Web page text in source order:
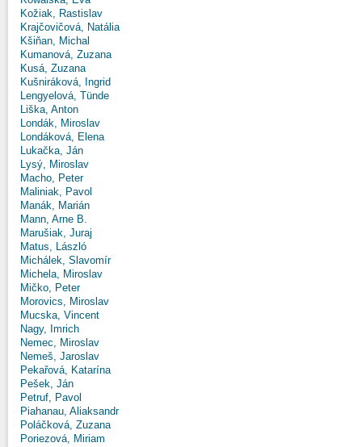
Kožiak, Rastislav
Krajčovičová, Natália
Kšiňan, Michal
Kumanová, Zuzana
Kusá, Zuzana
Kušniráková, Ingrid
Lengyelová, Tünde
Liška, Anton
Londák, Miroslav
Londáková, Elena
Lukačka, Ján
Lysý, Miroslav
Macho, Peter
Maliniak, Pavol
Manák, Marián
Mann, Arne B.
Marušiak, Juraj
Matus, László
Michálek, Slavomír
Michela, Miroslav
Mičko, Peter
Morovics, Miroslav
Mucska, Vincent
Nagy, Imrich
Nemec, Miroslav
Nemeš, Jaroslav
Pekařová, Katarína
Pešek, Ján
Petruf, Pavol
Piahanau, Aliaksandr
Poláčková, Zuzana
Poriezová, Miriam